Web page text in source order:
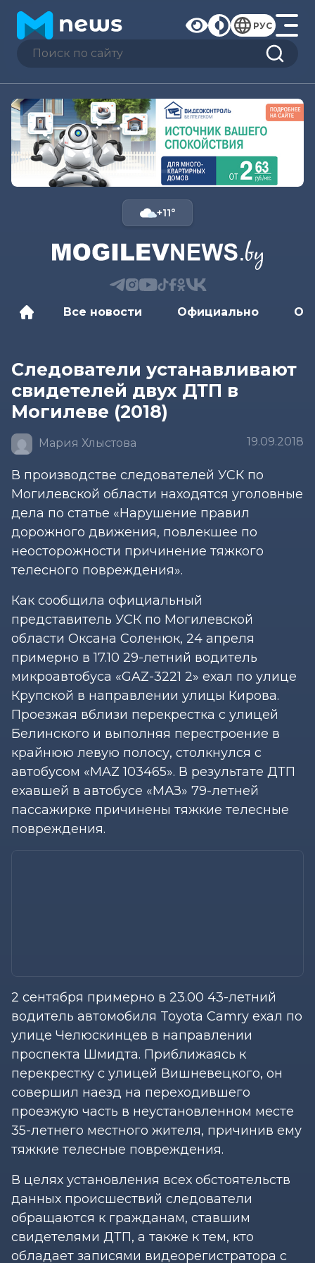
РУС
+11°
Все новости Официально
Следователи устанавливают
свидетелей двух ДТП в
Могилеве (2018)
Мария Хлыстова 19.09.2018
В производстве следователей УСК по
Могилевской области находятся уголовные
дела по статье «Нарушение правил
дорожного движения, повлекшее по
неосторожности причинение тяжкого
телесного повреждения».
Как сообщила официальный
представитель УСК по Могилевской
области Оксана Соленюк, 24 апреля
примерно в 17.10 29-летний водитель
микроавтобуса «GAZ-3221 2» ехал по улице
Крупской в направлении улицы Кирова.
Проезжая вблизи перекрестка с улицей
Белинского и выполняя перестроение в
крайнюю левую полосу, столкнулся с
автобусом «MAZ 103465». В результате ДТП
ехавшей в автобусе «МАЗ» 79-летней
пассажирке причинены тяжкие телесные
повреждения.
2 сентября примерно в 23.00 43-летний
водитель автомобиля Toyota Camry ехал по
улице Челюскинцев в направлении
проспекта Шмидта. Приближаясь к
перекрестку с улицей Вишневецкого, он
совершил наезд на переходившего
проезжую часть в неустановленном месте
35-летнего местного жителя, причинив ему
тяжкие телесные повреждения.
В целях установления всех обстоятельств
данных происшествий следователи
обращаются к гражданам, ставшим
свидетелями ДТП, а также к тем, кто
обладает записями видеорегистратора с